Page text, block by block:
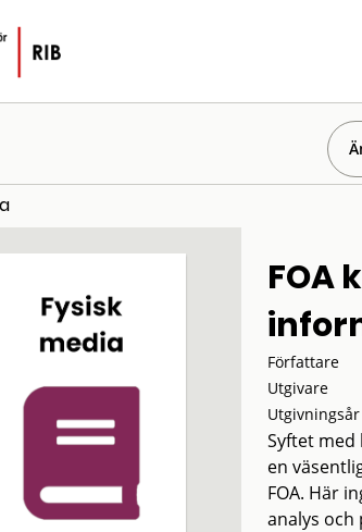
FOA
Författare
Utgivare
Utgivningsår
Syftet
en
FOA. Här
analys